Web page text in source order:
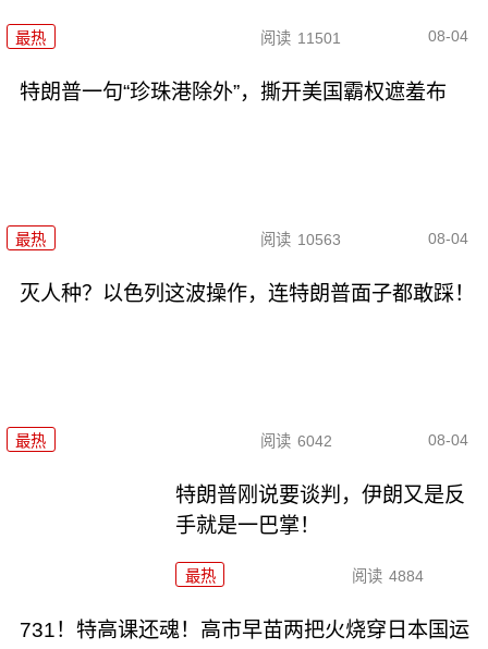
最热 阅读 11501 08-04
特朗普一句“珍珠港除外”，撕开美国霸权遮羞布
最热 阅读 10563 08-04
灭人种？以色列这波操作，连特朗普面子都敢踩！
最热 阅读 6042 08-04
特朗普刚说要谈判，伊朗又是反
手就是一巴掌！
最热 阅读 4884
731！特高课还魂！高市早苗两把火烧穿日本国运